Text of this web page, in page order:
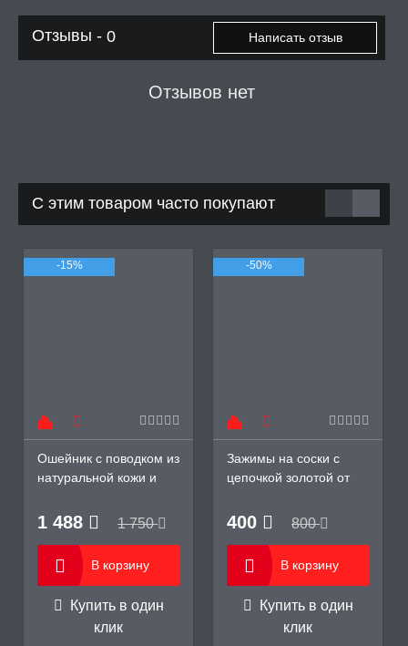
Отзывы - 0 Написать отзыв
Отзывов нет
С этим товаром часто покупают
-15%
Ошейник с поводком из
натуральной кожи и
1 488 1 750
В корзину
Купить в один
клик
-50%
Зажимы на соски с
цепочкой золотой от
400 800
В корзину
Купить в один
клик